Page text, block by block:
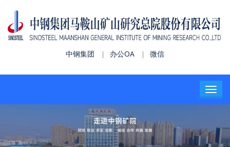
中钢集团 | 办公OA | 微信